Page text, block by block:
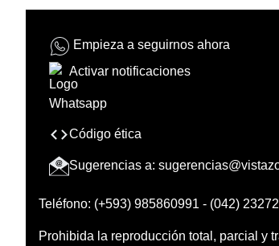
Empieza a seguirnos ahora
Activar notificaciones
Código ética
Sugerencias a:
Teléfono: (+593) 985860991 - (042)
Prohibida la reproducción total, parcial y